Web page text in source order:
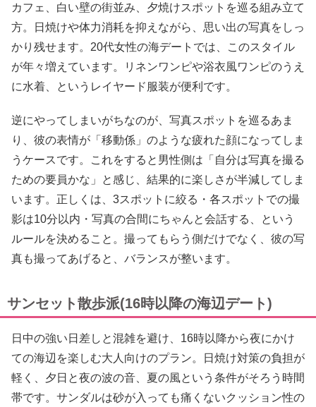
カフェ、白い壁の街並み、夕焼けスポットを巡る組み立て
方。日焼けや体力消耗を抑えながら、思い出の写真をしっ
かり残せます。20代女性の海デートでは、このスタイル
が年々増えています。リネンワンピや浴衣風ワンピのうえ
に水着、というレイヤード服装が便利です。
逆にやってしまいがちなのが、写真スポットを巡るあま
り、彼の表情が「移動係」のような疲れた顔になってしま
うケースです。これをすると男性側は「自分は写真を撮る
ための要員かな」と感じ、結果的に楽しさが半減してしま
います。正しくは、3スポットに絞る・各スポットでの撮
影は10分以内・写真の合間にちゃんと会話する、という
ルールを決めること。撮ってもらう側だけでなく、彼の写
真も撮ってあげると、バランスが整います。
サンセット散歩派(16時以降の海辺デート)
日中の強い日差しと混雑を避け、16時以降から夜にかけ
ての海辺を楽しむ大人向けのプラン。日焼け対策の負担が
軽く、夕日と夜の波の音、夏の風という条件がそろう時間
帯です。サンダルは砂が入っても痛くないクッション性の